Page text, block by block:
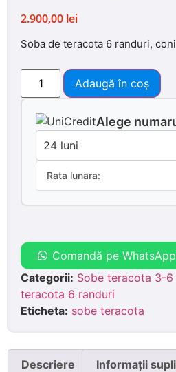
2.900,00 lei
Soba de teracota 6 randuri,
Adaugă în coș
Alege
Rata lunara:
Comandă pe WhatsApp
Categorii: Sobe teracota 3-6
teracota 6 randuri
Eticheta: sobe teracota
Descriere Informații